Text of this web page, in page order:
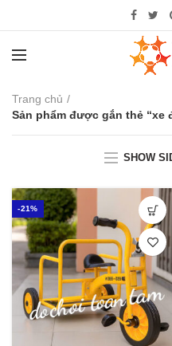
Trang chủ
Sản phẩm được gắn thẻ “xe
SHOW
-21%